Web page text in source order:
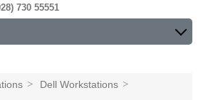
730 55551
> Dell Workstations >